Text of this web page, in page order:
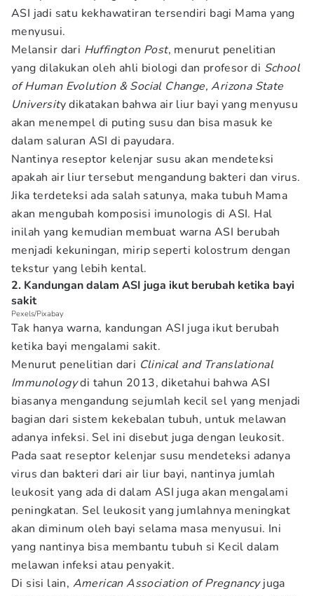
ASI jadi satu kekhawatiran tersendiri bagi Mama yang
menyusui.
Melansir dari Huffington Post, menurut penelitian
yang dilakukan oleh ahli biologi dan profesor di School
of Human Evolution & Social Change, Arizona State
University dikatakan bahwa air liur bayi yang menyusu
akan menempel di puting susu dan bisa masuk ke
dalam saluran ASI di payudara.
Nantinya reseptor kelenjar susu akan mendeteksi
apakah air liur tersebut mengandung bakteri dan virus.
Jika terdeteksi ada salah satunya, maka tubuh Mama
akan mengubah komposisi imunologis di ASI. Hal
inilah yang kemudian membuat warna ASI berubah
menjadi kekuningan, mirip seperti kolostrum dengan
tekstur yang lebih kental.
2. Kandungan dalam ASI juga ikut berubah ketika bayi
sakit
Pexels/Pixabay
Tak hanya warna, kandungan ASI juga ikut berubah
ketika bayi mengalami sakit.
Menurut penelitian dari Clinical and Translational
Immunologydi tahun 2013, diketahui bahwa ASI
biasanya mengandung sejumlah kecil sel yang menjadi
bagian dari sistem kekebalan tubuh, untuk melawan
adanya infeksi. Sel ini disebut juga dengan leukosit.
Pada saat reseptor kelenjar susu mendeteksi adanya
virus dan bakteri dari air liur bayi, nantinya jumlah
leukosit yang ada di dalam ASI juga akan mengalami
peningkatan. Sel leukosit yang jumlahnya meningkat
akan diminum oleh bayi selama masa menyusui. Ini
yang nantinya bisa membantu tubuh si Kecil dalam
melawan infeksi atau penyakit.
Di sisi lain, American Association of Pregnancyjuga